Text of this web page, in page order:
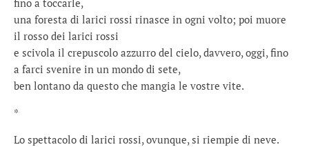
fino a toccarle,
una foresta di larici rossi rinasce in ogni volto; poi muore
il rosso dei larici rossi
e scivola il crepuscolo azzurro del cielo, davvero, oggi, fino
a farci svenire in un mondo di sete,
ben lontano da questo che mangia le vostre vite.
*
Lo spettacolo di larici rossi, ovunque, si riempie di neve.